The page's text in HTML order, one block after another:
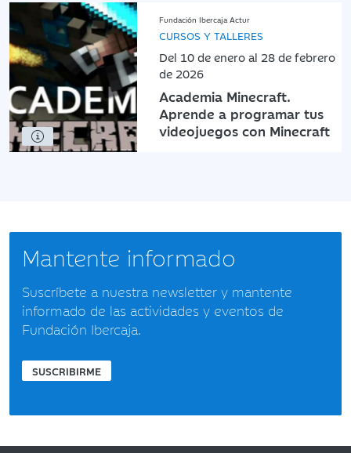
Fundación Ibercaja Actur
CURSOS Y TALLERES
Del 10 de enero al 28 de febrero
de 2026
Academia Minecraft.
Aprende a programar tus
videojuegos con Minecraft
Mantente informado
Suscríbete a nuestra newsletter y mantente
informado de las actividades y eventos de
Fundación Ibercaja.
SUSCRIBIRME